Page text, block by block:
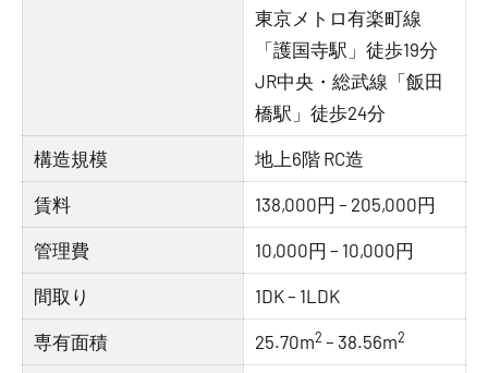
東京メトロ有楽町線
「護国寺駅」徒歩19分
JR中央・総武線「飯田
橋駅」徒歩24分
構造規模 地上6階 RC造
賃料 138,000円 – 205,000円
管理費 10,000円 – 10,000円
間取り 1DK – 1LDK
専有面積 25.70m2 – 38.56m2